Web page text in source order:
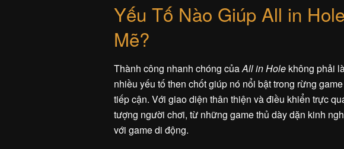
Yếu Tố Nào Giúp All in
Mẽ?
Thành công nhanh chóng củaAll in Hole không phải
nhiều yếu tố then chốt giúp nó nổi bật trong rừng
tiếp cận. Với giao diện thân thiện và điều khiển trực
tượng người chơi, từ những game thủ dày dặn kinh
với game di động.